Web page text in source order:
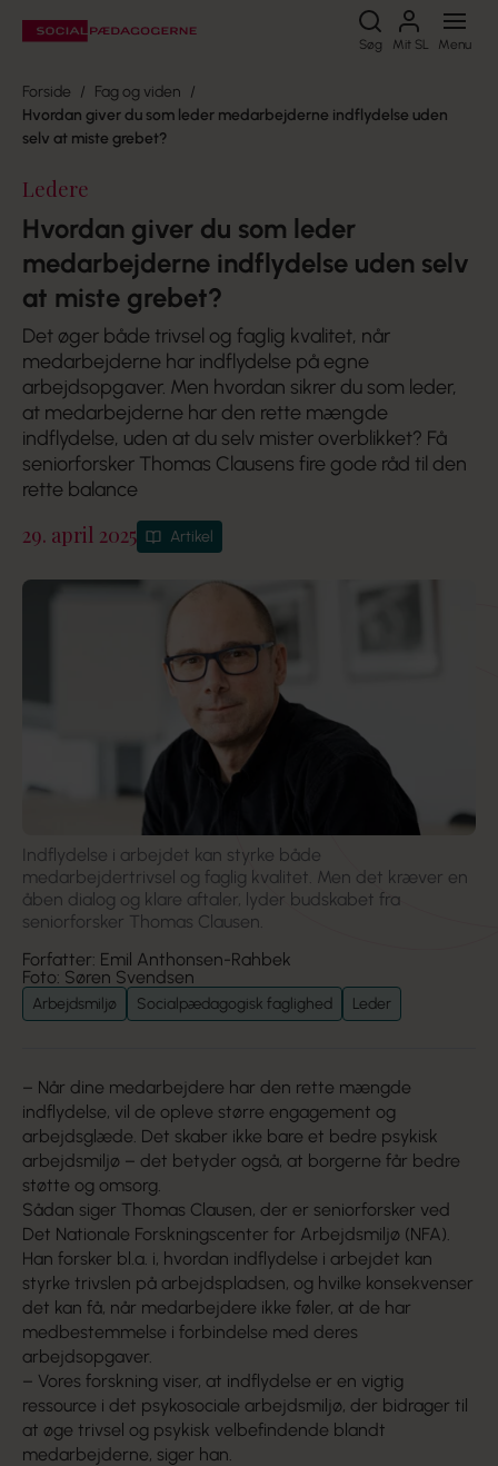
Søg Mit SL Menu
Søg
Forside
Fag og viden
Hvordan giver du som leder medarbejderne indflydelse uden
selv at miste grebet?
Ledere
Hvordan giver du som leder
medarbejderne indflydelse uden selv
at miste grebet?
Det øger både trivsel og faglig kvalitet, når
medarbejderne har indflydelse på egne
arbejdsopgaver. Men hvordan sikrer du som leder,
at medarbejderne har den rette mængde
indflydelse, uden at du selv mister overblikket? Få
seniorforsker Thomas Clausens fire gode råd til den
rette balance
29. april 2025 Artikel
Indflydelse i arbejdet kan styrke både
medarbejdertrivsel og faglig kvalitet. Men det kræver en
åben dialog og klare aftaler, lyder budskabet fra
seniorforsker Thomas Clausen.
Forfatter: Emil Anthonsen-Rahbek
Foto: Søren Svendsen
Arbejdsmiljø Socialpædagogisk faglighed Leder
– Når dine medarbejdere har den rette mængde
indflydelse, vil de opleve større engagement og
arbejdsglæde. Det skaber ikke bare et bedre psykisk
arbejdsmiljø – det betyder også, at borgerne får bedre
støtte og omsorg.
Sådan siger Thomas Clausen, der er seniorforsker ved
Det Nationale Forskningscenter for Arbejdsmiljø (NFA).
Han forsker bl.a. i, hvordan indflydelse i arbejdet kan
styrke trivslen på arbejdspladsen, og hvilke konsekvenser
det kan få, når medarbejdere ikke føler, at de har
medbestemmelse i forbindelse med deres
arbejdsopgaver.
– Vores forskning viser, at indflydelse er en vigtig
ressource i det psykosociale arbejdsmiljø, der bidrager til
at øge trivsel og psykisk velbefindende blandt
medarbejderne, siger han.